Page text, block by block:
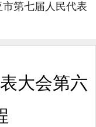
第七届人民代表
大会第六